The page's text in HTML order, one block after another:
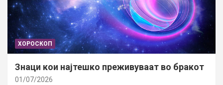
ХОРОСКОП
Знаци кои најтешко преживуваат во бракот
01/07/2026